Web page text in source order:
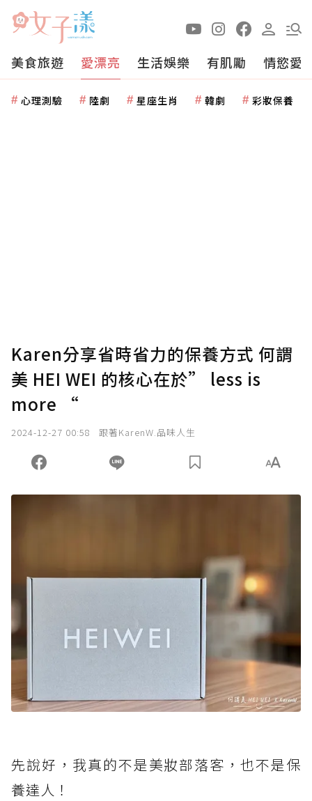
美食旅遊 愛漂亮 生活娛樂 有肌勵 情慾愛
心理測驗 陸劇 星座生肖 韓劇 彩妝保養
Karen分享省時省力的保養方式 何謂
美 HEI WEI 的核心在於” less is
more “
2024-12-27 00:58 跟著KarenW.品味人生
先說好，我真的不是美妝部落客，也不是保
養達人！